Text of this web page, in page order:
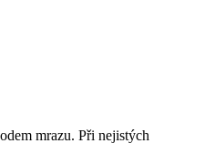
mrazu. Při nejistých